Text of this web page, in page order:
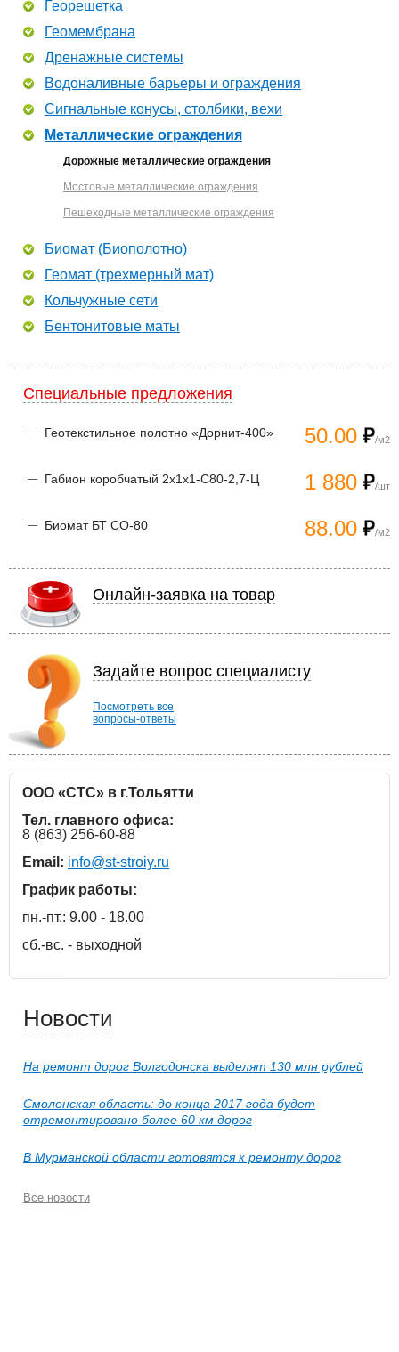
Георешетка
Геомембрана
Дренажные системы
Водоналивные барьеры и ограждения
Сигнальные конусы, столбики, вехи
Металлические ограждения
Дорожные металлические ограждения
Мостовые металлические ограждения
Пешеходные металлические ограждения
Биомат (Биополотно)
Геомат (трехмерный мат)
Кольчужные сети
Бентонитовые маты
Специальные предложения
50.00 /м2
Геотекстильное полотно «Дорнит-400»
1 880 /шт
Габион коробчатый 2х1х1-С80-2,7-Ц
88.00 /м2
Биомат БТ СО-80
Онлайн-заявка на товар
Задайте вопрос специалисту
Посмотреть все
вопросы-ответы
ООО «СТС» в г.Тольятти
Тел. главного офиса:
8 (863) 256-60-88
Email: info@st-stroiy.ru
График работы:
пн.-пт.: 9.00 - 18.00
сб.-вс. - выходной
Новости
На ремонт дорог Волгодонска выделят 130 млн рублей
Смоленская область: до конца 2017 года будет
отремонтировано более 60 км дорог
В Мурманской области готовятся к ремонту дорог
Все новости